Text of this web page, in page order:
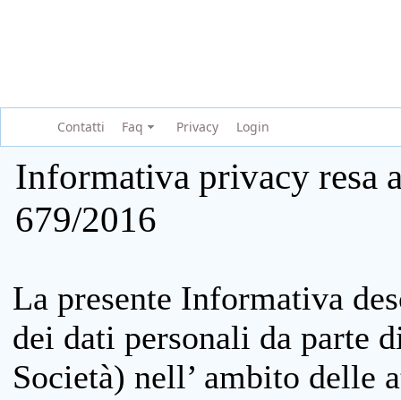
Contatti Faq Privacy Login
Informativa privacy resa
679/2016
La presente Informativa
dei dati personali da parte
Società) nell’ ambito delle